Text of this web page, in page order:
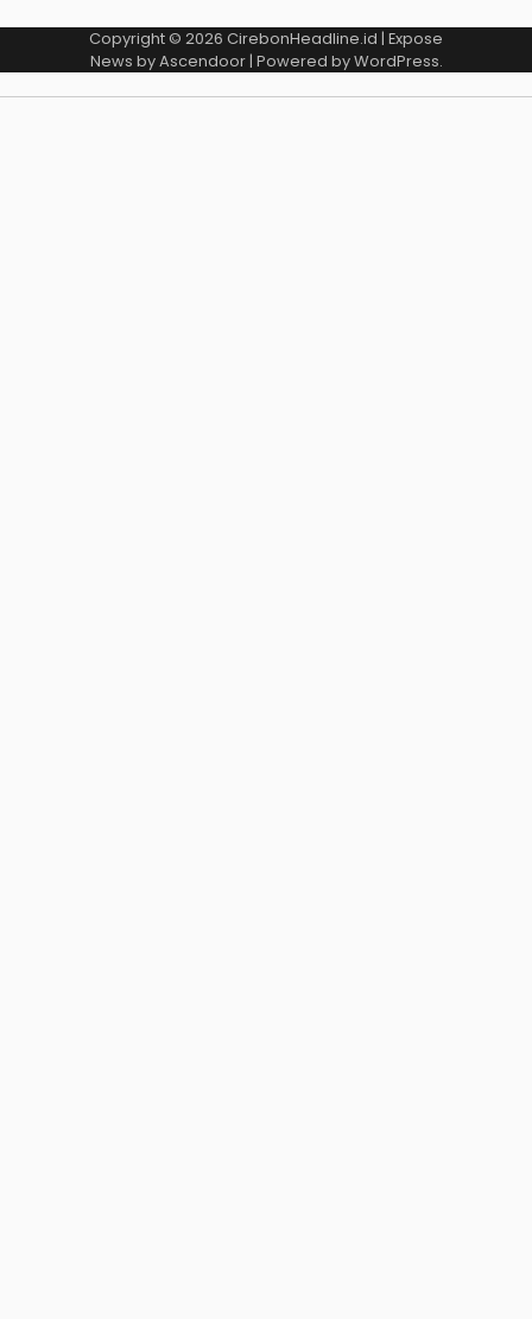
Copyright © 2026 CirebonHeadline.id | Expose
News byAscendoor| Powered byWordPress.